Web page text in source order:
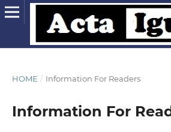
HOME / Information For Readers
Information For